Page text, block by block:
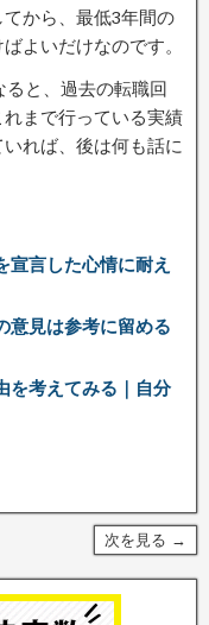
から、最低3年間の
よいだけなのです。
と、過去の転職回
まで行っている実績
れば、後は何も話に
宣言した心情に耐え
意見は参考に留める
を考えてみる｜自分
次を見る →